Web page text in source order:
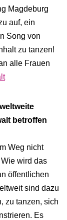
Magdeburg
auf, ein
Song von
zu tanzen!
alle Frauen
betroffen
Weg nicht
wird das
öffentlichen
sind dazu
zu tanzen, sich
Es